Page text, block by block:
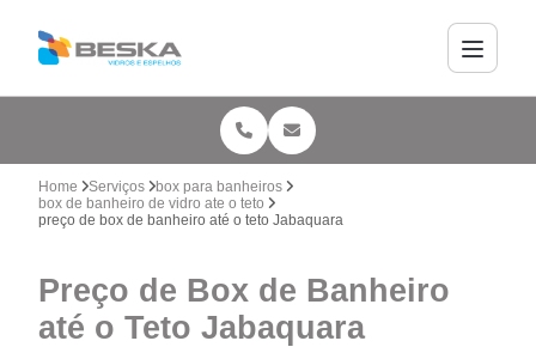
Home Serviços
box para banheiros
box de banheiro de vidro ate o teto
preço de box de banheiro até o teto Jabaquara
Preço de Box de Banheiro
até o Teto Jabaquara